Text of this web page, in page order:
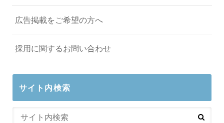
広告掲載をご希望の方へ
採用に関するお問い合わせ
サイト内検索